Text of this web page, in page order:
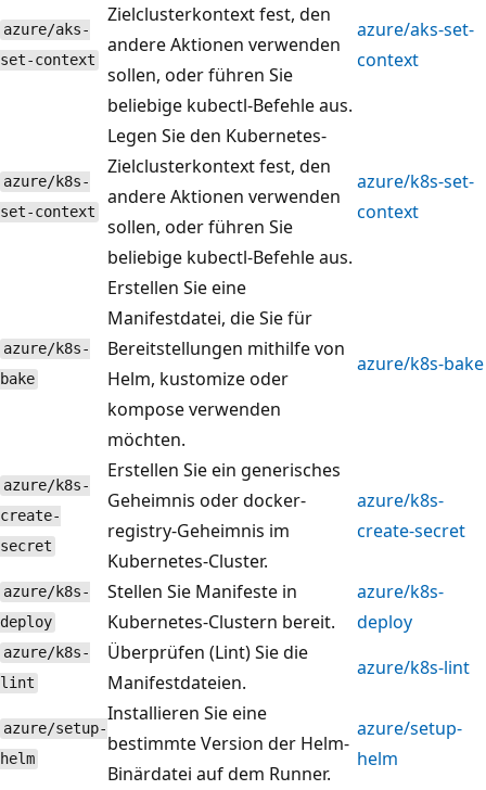
azure/aks-
set-context
Zielclusterkontext fest, den
andere Aktionen verwenden
sollen, oder führen Sie
beliebige kubectl-Befehle aus.
azure/aks-set-
context
azure/k8s-
set-context
Legen Sie den Kubernetes-
Zielclusterkontext fest, den
andere Aktionen verwenden
sollen, oder führen Sie
beliebige kubectl-Befehle aus.
azure/k8s-set-
context
azure/k8s-
bake
Erstellen Sie eine
Manifestdatei, die Sie für
Bereitstellungen mithilfe von
Helm, kustomize oder
kompose verwenden
möchten.
azure/k8s-bake
azure/k8s-
create-
secret
Erstellen Sie ein generisches
Geheimnis oder docker-
registry-Geheimnis im
Kubernetes-Cluster.
azure/k8s-
create-secret
azure/k8s-
deploy
Stellen Sie Manifeste in
Kubernetes-Clustern bereit.
azure/k8s-
deploy
azure/k8s-
lint
Überprüfen (Lint) Sie die
Manifestdateien.
azure/k8s-lint
azure/setup-
helm
Installieren Sie eine
bestimmte Version der Helm-
Binärdatei auf dem Runner.
azure/setup-
helm